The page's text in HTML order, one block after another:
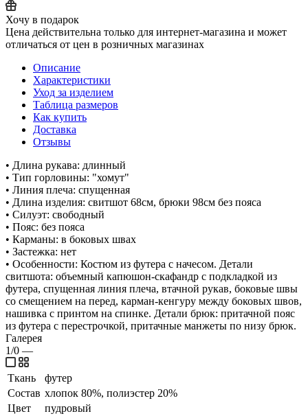
Хочу в подарок
Цена действительна только для интернет-магазина и может
отличаться от цен в розничных магазинах
Описание
Характеристики
Уход за изделием
Таблица размеров
Как купить
Доставка
Отзывы
• Длина рукава: длинный
• Тип горловины: "хомут"
• Линия плеча: спущенная
• Длина изделия: свитшот 68см, брюки 98см без пояса
• Силуэт: свободный
• Пояс: без пояса
• Карманы: в боковых швах
• Застежка: нет
• Особенности: Костюм из футера с начесом. Детали
свитшота: объемный капюшон-скафандр с подкладкой из
футера, спущенная линия плеча, втачной рукав, боковые швы
со смещением на перед, карман-кенгуру между боковых швов,
нашивка с принтом на спинке. Детали брюк: притачной пояс
из футера с перестрочкой, притачные манжеты по низу брюк.
Галерея
1/0 —
Ткань
футер
Состав хлопок 80%, полиэстер 20%
Цвет
пудровый